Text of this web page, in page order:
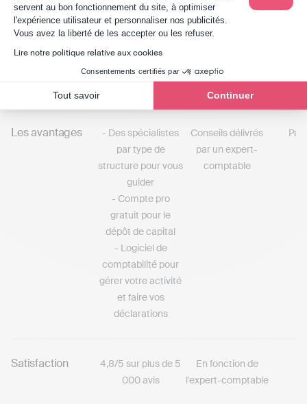
servent au bon fonctionnement du site, à optimiser
l'expérience utilisateur et personnaliser nos publicités.
Vous avez la liberté de les accepter ou les refuser.
Lire notre politique relative aux cookies
Consentements certifiés par
Tout savoir Continuer
Axeptio consent
Complexité
Formulaire à
remplir en ligne +
rendez-vous
d'accompagnement
avec un spécialiste
Multiples échanges
par mail ou par
Les avantages
- Des spécialistes
par type de
structure pour vous
guider
- Compte pro
gratuit pour le
dépôt de capital
- Logiciel de
comptabilité pour
gérer votre activité
et faire vos
déclarations
Conseils délivrés
par un expert-
comptable
Satisfaction
4,8/5 sur plus de 5
000 avis
En fonction de
l'expert-comptable